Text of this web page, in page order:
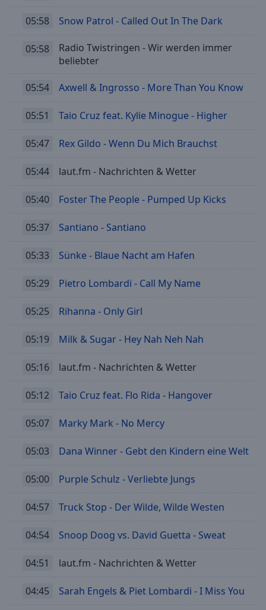
05:58 Snow Patrol - Called Out In The Dark
05:58
Radio Twistringen - Wir werden immer
beliebter
05:54 Axwell & Ingrosso - More Than You Know
05:51 Taio Cruz feat. Kylie Minogue - Higher
05:47 Rex Gildo - Wenn Du Mich Brauchst
05:44 laut.fm - Nachrichten & Wetter
05:40 Foster The People - Pumped Up Kicks
05:37 Santiano - Santiano
05:33 Sünke - Blaue Nacht am Hafen
05:29 Pietro Lombardi - Call My Name
05:25 Rihanna - Only Girl
05:19 Milk & Sugar - Hey Nah Neh Nah
05:16 laut.fm - Nachrichten & Wetter
05:12 Taio Cruz feat. Flo Rida - Hangover
05:07 Marky Mark - No Mercy
05:03 Dana Winner - Gebt den Kindern eine Welt
05:00 Purple Schulz - Verliebte Jungs
04:57 Truck Stop - Der Wilde, Wilde Westen
04:54 Snoop Doog vs. David Guetta - Sweat
04:51 laut.fm - Nachrichten & Wetter
04:45 Sarah Engels & Piet Lombardi - I Miss You